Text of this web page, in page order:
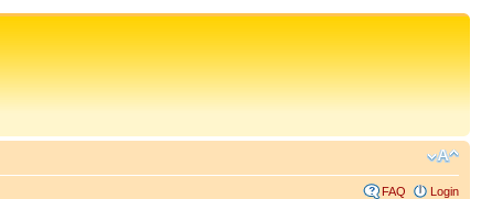
FAQ Login